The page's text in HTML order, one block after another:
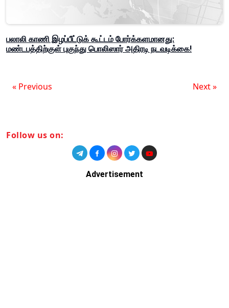
பலாலி காணி இழப்பீட்டுக் கூட்டம் போர்க்களமானது:
மண்டபத்திற்குள் புகுந்து பொலிஸார் அதிரடி நடவடிக்கை!
« Previous Next »
Follow us on:
Advertisement